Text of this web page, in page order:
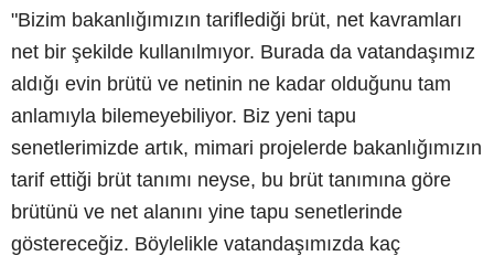
"Bizim bakanlığımızın tariflediği brüt, net kavramları
net bir şekilde kullanılmıyor. Burada da vatandaşımız
aldığı evin brütü ve netinin ne kadar olduğunu tam
anlamıyla bilemeyebiliyor. Biz yeni tapu
senetlerimizde artık, mimari projelerde bakanlığımızın
tarif ettiği brüt tanımı neyse, bu brüt tanımına göre
brütünü ve net alanını yine tapu senetlerinde
göstereceğiz. Böylelikle vatandaşımızda kaç